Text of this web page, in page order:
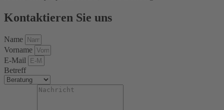
Kontaktieren Sie uns
Name
Vorname
E-Mail
Betreff